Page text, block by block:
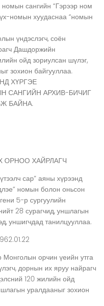
сангийн “Гэрээр ном
номын хуудаснаа “номын
үндэслэгч, соён
Дашдоржийн
ойд зориулсан шүлэг,
зохион байгууллаа.
ХҮРГЭЕ
САНГИЙН АРХИВ-БИЧИГ
БАЙНА.
ОРНОО ХАЙРЛАГЧ
сар” аяны хүрээнд
номын болон оньсон
5-р сургуулийн
28 сурагчид, уншлагын
уншигчдад танилцууллаа.
Монголын орчин үеийн утга
дорнын их яруу найрагч
120 жилийн ойд
уралдааныг зохион